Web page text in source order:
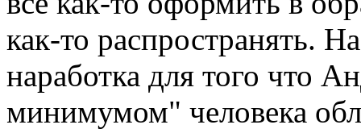
как-то распространять.
наработка для того что
минимумом" человека